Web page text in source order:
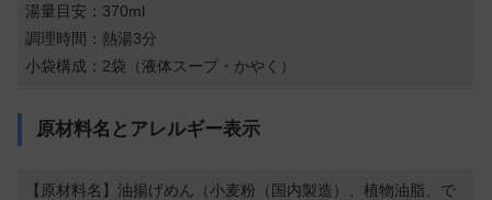
湯量目安：370ml
調理時間：熱湯3分
小袋構成：2袋（液体スープ・かやく）
原材料名とアレルギー表示
【原材料名】油揚げめん（小麦粉（国内製造）、植物油脂、で